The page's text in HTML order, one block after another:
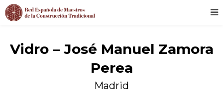
Vidro – José Manuel Zamora
Perea
Madrid